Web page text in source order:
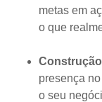
metas em
o que
presença
o seu